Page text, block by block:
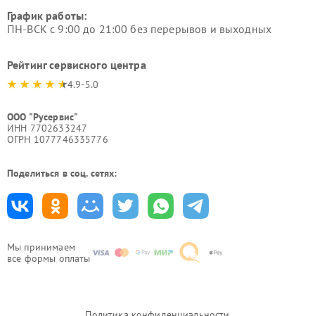
Мы принимаем
все формы оплаты
График работы:
ПН-ВСК с 9:00 до 21:00 без перерывов и выходных
Рейтинг сервисного центра
4.9-5.0
ООО "Русервис"
ИНН 7702633247
ОГРН 1077746335776
Поделиться в соц. сетях: